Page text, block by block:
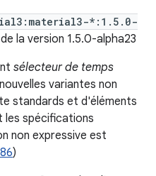
*:1.5.0-
de la version 1.5.0-alpha23
sélecteur de temps
variantes non
standards et d'éléments
les spécifications
non expressive est
)